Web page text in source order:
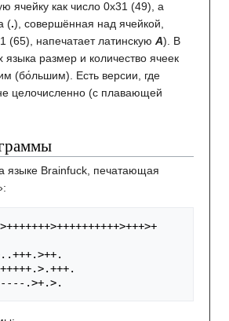
ячейку как число 0x31 (49), а
(.), совершённая над ячейкой,
(65), напечатает латинскую А). В
языка размер и количество ячеек
(бо́льшим). Есть версии, где
целочисленно (с плавающей
языке Brainfuck, печатающая
>+++++++>++++++++++>+++>+
..+++.>++.
.>.+++.
.>+.>.